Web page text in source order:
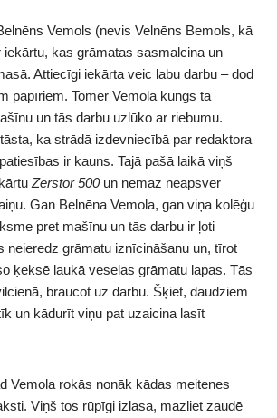
Vemols (nevis Velnēns Bemols, kā
iekārtu, kas grāmatas sasmalcina un
Attiecīgi iekārta veic labu darbu – dod
papīriem. Tomēr Vemola kungs tā
un tās darbu uzlūko ar riebumu.
ka strādā izdevniecībā par redaktora
ir kauns. Tajā pašā laikā viņš
Zerstor 500un nemaz neapsver
Gan Belnēna Vemola, gan viņa kolēģu
pret mašīnu un tās darbu ir ļoti
neieredz grāmatu iznīcināšanu un, tīrot
ķeksē laukā veselas grāmatu lapas. Tās
braucot uz darbu. Šķiet, daudziem
un kādurīt viņu pat uzaicina lasīt
Vemola rokās nonāk kādas meitenes
Viņš tos rūpīgi izlasa, mazliet zaudē